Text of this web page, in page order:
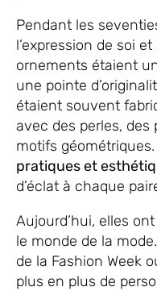
Pendant les
l’expression de soi
ornements étaient
une pointe
étaient souvent
avec des perles, des
motifs
pratiques et
d’éclat à chaque
Aujourd’hui, elles
le monde de la
de la Fashion Week
plus en plus de